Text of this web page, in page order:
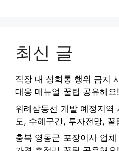
최신 글
직장 내 성희롱 행위 금지
대응 매뉴얼 꿀팁 공유해요!
위례삼동선 개발 예정지역
도, 수혜구간, 투자전망, 꿀
충북 영동군 포장이사 업